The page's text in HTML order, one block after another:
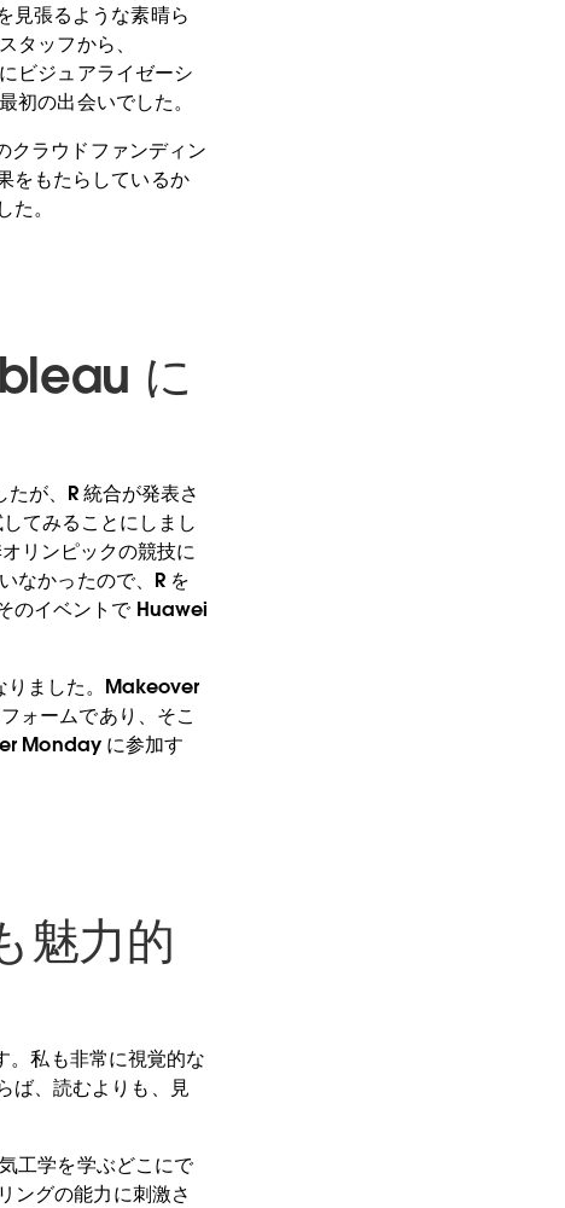
見張るような素晴ら
タッフから、
ビジュアライゼーシ
の出会いでした。
クラウドファンディン
をもたらしているか
。
に
が、R 統合が発表さ
てみることにしまし
リンピックの競技に
なかったので、R を
のイベントで Huawei
りました。Makeover
ォームであり、そこ
Monday に参加す
魅力的
。私も非常に視覚的な
ば、読むよりも、見
工学を学ぶどこにで
ングの能力に刺激さ